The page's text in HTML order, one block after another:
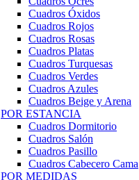
Cuadros Óxidos
Cuadros Rojos
Cuadros Rosas
Cuadros Platas
Cuadros Turquesas
Cuadros Verdes
Cuadros Azules
Cuadros Beige y Arena
POR ESTANCIA
Cuadros Dormitorio
Cuadros Salón
Cuadros Pasillo
Cuadros Cabecero Cama
POR MEDIDAS